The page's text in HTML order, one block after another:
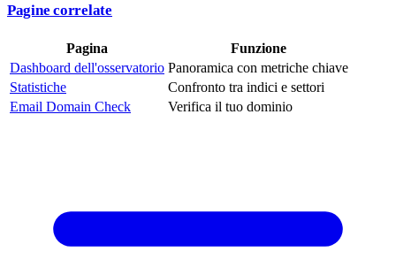
Pagine correlate
Pagina
Funzione
Dashboard dell'osservatorio Panoramica con metriche chiave
Statistiche
Confronto tra indici e settori
Email Domain Check
Verifica il tuo dominio